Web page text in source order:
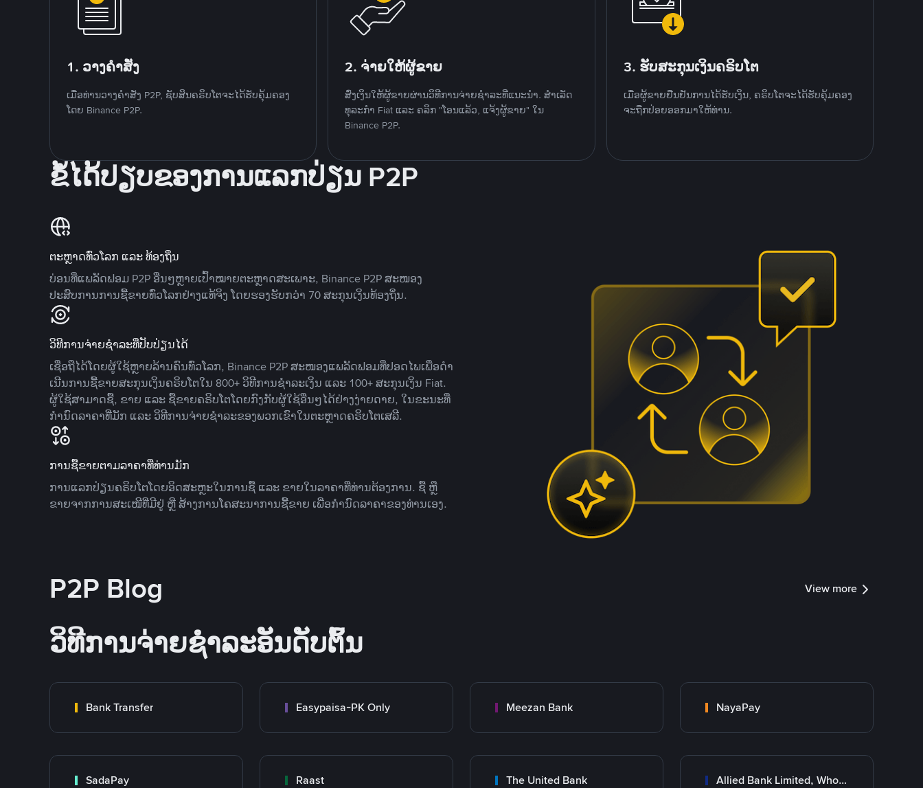
1. ວາງຄໍາສັ່ງ
ເມື່ອທ່ານວາງຄໍາສັ່ງ P2P, ຊັບສິນຄຣິບໂຕຈະໄດ້ຮັບຄຸ້ມຄອງ
ໂດຍ Binance P2P.
2. ຈ່າຍໃຫ້ຜູ້ຂາຍ
ສົ່ງເງິນໃຫ້ຜູ້ຂາຍຜ່ານວິທີການຈ່າຍຊຳລະທີ່ແນະນໍາ. ສໍາເລັດ
ທຸລະກໍາ Fiat ແລະ ຄລິກ "ໂອນແລ້ວ, ແຈ້ງຜູ້ຂາຍ" ໃນ
Binance P2P.
3. ຮັບສະກຸນເງິນຄຣິບໂຕ
ເມື່ອຜູ້ຂາຍຢືນຢັນການໄດ້ຮັບເງິນ, ຄຣິບໂຕຈະໄດ້ຮັບຄຸ້ມຄອງ
ຈະຖືກປ່ອຍອອກມາໃຫ້ທ່ານ.
ຂໍ້ໄດ້ປຽບຂອງການແລກປ່ຽນ P2P
ຕະຫຼາດທົ່ວໂລກ ແລະ ທ້ອງຖິ່ນ
ບ່ອນທີ່ແພລັດຟອມ P2P ອື່ນໆຫຼາຍເປົ້າໝາຍຕະຫຼາດສະເພາະ, Binance P2P ສະໜອງ
ປະສົບການການຊື້ຂາຍທົ່ວໂລກຢ່າງແທ້ຈິງ ໂດຍຮອງຮັບກວ່າ 70 ສະກຸນເງິນທ້ອງຖິ່ນ.
ວິທີການຈ່າຍຊຳລະທີ່ປັບປ່ຽນໄດ້
ເຊື່ອຖືໄດ້ໂດຍຜູ້ໃຊ້ຫຼາຍລ້ານຄົນທົ່ວໂລກ, Binance P2P ສະໜອງແພລັດຟອມທີ່ປອດໄພເພື່ອດໍາ
ເນີນການຊື້ຂາຍສະກຸນເງິນຄຣິບໂຕໃນ 800+ ວິທີການຊໍາລະເງິນ ແລະ 100+ ສະກຸນເງິນ Fiat.
ຜູ້ໃຊ້ສາມາດຊື້, ຂາຍ ແລະ ຊື້ຂາຍຄຣິບໂຕໂດຍກົງກັບຜູ້ໃຊ້ອື່ນໆໄດ້ຢ່າງງ່າຍດາຍ, ໃນຂະນະທີ່
ກໍານົດລາຄາທີ່ມັກ ແລະ ວິທີການຈ່າຍຊຳລະຂອງພວກເຂົາໃນຕະຫຼາດຄຣິບໂຕເສລີ.
ການຊື້ຂາຍຕາມລາຄາທີ່ທ່ານມັກ
ການແລກປ່ຽນຄຣິບໂຕໂດຍອິດສະຫຼະໃນການຊື້ ແລະ ຂາຍໃນລາຄາທີ່ທ່ານຕ້ອງການ. ຊື້ ຫຼື
ຂາຍຈາກການສະເໜີທີ່ມີຢູ່ ຫຼື ສ້າງການໂຄສະນາການຊື້ຂາຍ ເພື່ອກໍານົດລາຄາຂອງທ່ານເອງ.
P2P Blog View more
ວິທີການຈ່າຍຊຳລະອັນດັບຕົ້ນ
Bank Transfer Easypaisa-PK Only Meezan Bank NayaPay
SadaPay Raast The United Bank Allied Bank Limited, Wholesale Branch